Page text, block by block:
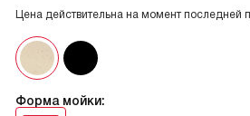
Форма мойки:
Цена действительна на момент последней